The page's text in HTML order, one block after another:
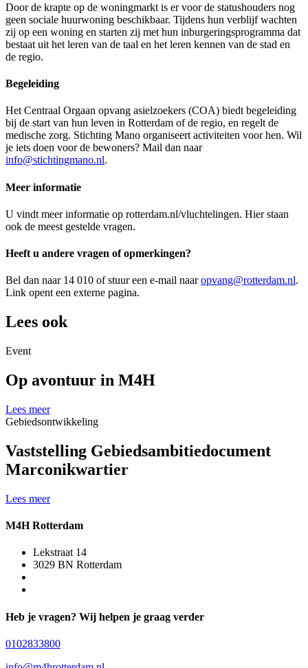
Door de krapte op de woningmarkt is er voor de statushouders nog
geen sociale huurwoning beschikbaar. Tijdens hun verblijf wachten
zij op een woning en starten zij met hun inburgeringsprogramma dat
bestaat uit het leren van de taal en het leren kennen van de stad en
de regio.
Begeleiding
Het Centraal Orgaan opvang asielzoekers (COA) biedt begeleiding
bij de start van hun leven in Rotterdam of de regio, en regelt de
medische zorg. Stichting Mano organiseert activiteiten voor hen. Wil
je iets doen voor de bewoners? Mail dan naar
info@stichtingmano.nl.
Meer informatie
U vindt meer informatie op rotterdam.nl/vluchtelingen. Hier staan
ook de meest gestelde vragen.
Heeft u andere vragen of opmerkingen?
Bel dan naar 14 010 of stuur een e-mail naaropvang@rotterdam.nl.
Link opent een externe pagina.
Lees ook
Event
Op avontuur in M4H
Lees meer
Gebiedsontwikkeling
Vaststelling Gebiedsambitiedocument
Marconikwartier
Lees meer
M4H Rotterdam
Lekstraat 14
3029 BN Rotterdam
Heb je vragen? Wij helpen je graag verder
0102833800